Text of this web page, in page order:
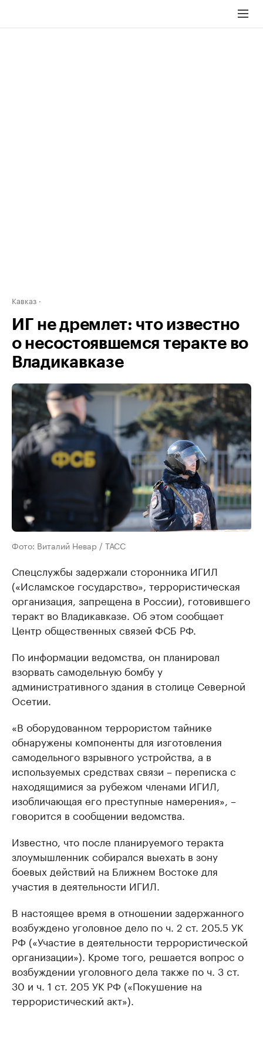
Кавказ
ИГ не дремлет: что известно
о несостоявшемся теракте во
Владикавказе
Фото: Виталий Невар / ТАСС
Спецслужбы задержали сторонника ИГИЛ
(«Исламское государство», террористическая
организация, запрещена в России), готовившего
теракт во Владикавказе. Об этом сообщает
Центр общественных связей ФСБ РФ.
По информации ведомства, он планировал
взорвать самодельную бомбу у
административного здания в столице Северной
Осетии.
«В оборудованном террористом тайнике
обнаружены компоненты для изготовления
самодельного взрывного устройства, а в
используемых средствах связи – переписка с
находящимися за рубежом членами ИГИЛ,
изобличающая его преступные намерения», –
говорится в сообщении ведомства.
Известно, что после планируемого теракта
злоумышленник собирался выехать в зону
боевых действий на Ближнем Востоке для
участия в деятельности ИГИЛ.
В настоящее время в отношении задержанного
возбуждено уголовное дело по ч. 2 ст. 205.5 УК
РФ («Участие в деятельности террористической
организации»). Кроме того, решается вопрос о
возбуждении уголовного дела также по ч. 3 ст.
30 и ч. 1 ст. 205 УК РФ («Покушение на
террористический акт»).